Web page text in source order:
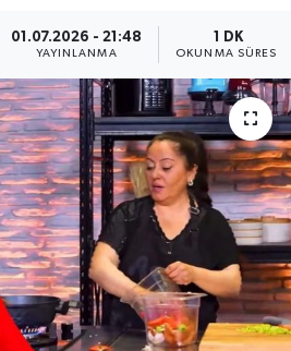
01.07.2026 - 21:48
YAYINLANMA
1 DK
OKUNMA SÜRESI